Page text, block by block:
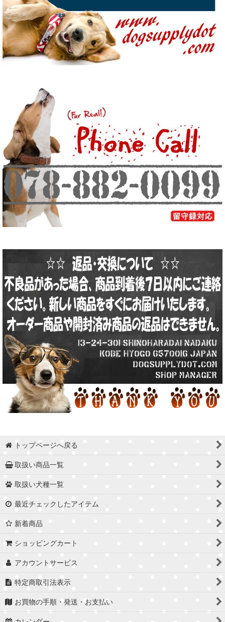
トップページへ戻る
取扱い商品一覧
取扱い犬種一覧
最近チェックしたアイテム
新着商品
ショッピングカート
アカウントサービス
特定商取引法表示
お買物の手順・発送・お支払い